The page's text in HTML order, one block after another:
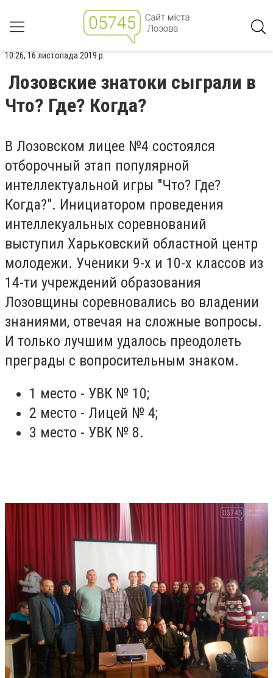
10:26, 16 листопада 2019 р.
Лозовские знатоки сыграли в
Что? Где? Когда?
В Лозовском лицее №4 состоялся
отборочный этап популярной
интеллектуальной игры "Что? Где?
Когда?". Инициатором проведения
интеллекуальных соревнований
выступил Харьковский областной центр
молодежи. Ученики 9-х и 10-х классов из
14-ти учреждений образования
Лозовщины соревновались во владении
знаниями, отвечая на сложные вопросы.
И только лучшим удалось преодолеть
преграды с вопросительным знаком.
1 место - УВК № 10;
2 место - Лицей № 4;
3 место - УВК № 8.